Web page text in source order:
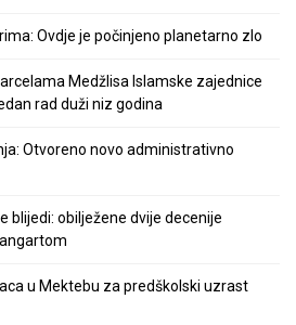
Ovdje je počinjeno planetarno zlo
Medžlisa Islamske zajednice
rad duži niz godina
Otvoreno novo administrativno
blijedi: obilježene dvije decenije
u Mektebu za predškolski uzrast